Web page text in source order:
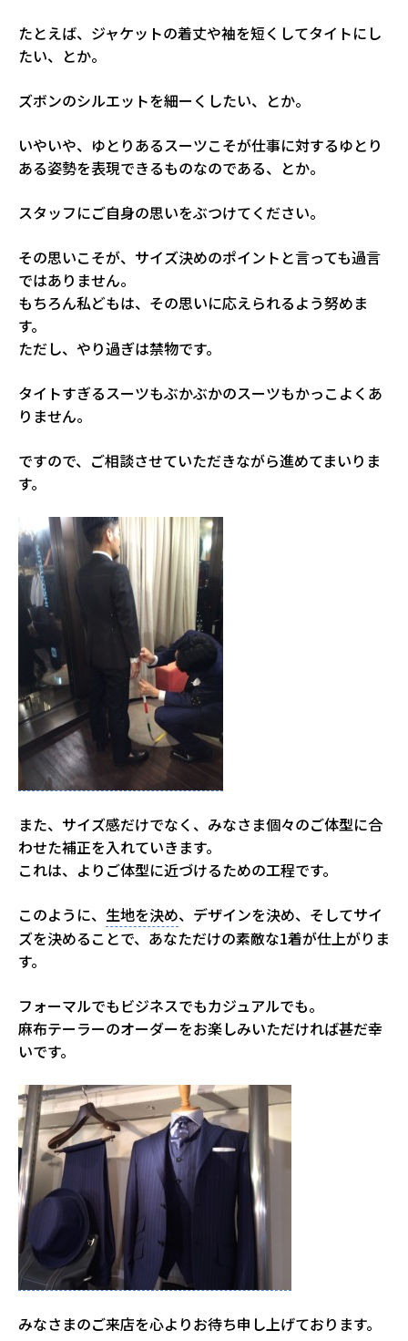
たとえば、ジャケットの着丈や袖を短くしてタイトにし
たい、とか。
ズボンのシルエットを細ーくしたい、とか。
いやいや、ゆとりあるスーツこそが仕事に対するゆとり
ある姿勢を表現できるものなのである、とか。
スタッフにご自身の思いをぶつけてください。
その思いこそが、サイズ決めのポイントと言っても過言
ではありません。
もちろん私どもは、その思いに応えられるよう努めま
す。
ただし、やり過ぎは禁物です。
タイトすぎるスーツもぶかぶかのスーツもかっこよくあ
りません。
ですので、ご相談させていただきながら進めてまいりま
す。
また、サイズ感だけでなく、みなさま個々のご体型に合
わせた補正を入れていきます。
これは、よりご体型に近づけるための工程です。
このように、 生地を決め、デザインを決め、そしてサイ
ズを決めることで、あなただけの素敵な1着が仕上がりま
す。
フォーマルでもビジネスでもカジュアルでも。
麻布テーラーのオーダーをお楽しみいただければ甚だ幸
いです。
みなさまのご来店を心よりお待ち申し上げております。